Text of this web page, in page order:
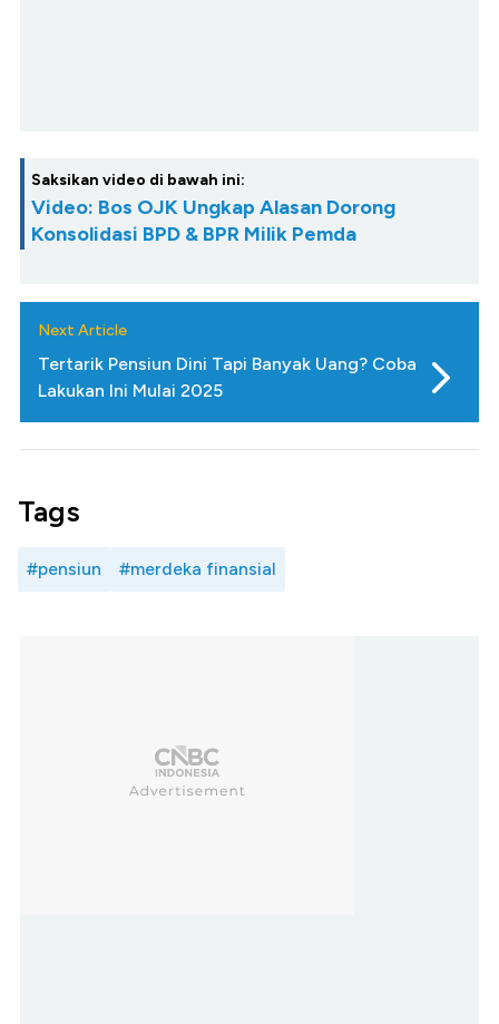
Saksikan video di bawah ini:
Video: Bos OJK Ungkap Alasan Dorong
Konsolidasi BPD & BPR Milik Pemda
Next Article
Tertarik Pensiun Dini Tapi Banyak Uang? Coba
Lakukan Ini Mulai 2025
Tags
#pensiun #merdeka finansial